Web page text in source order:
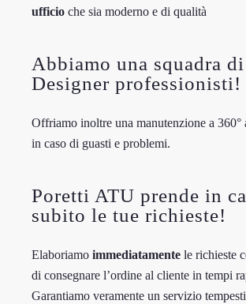
ufficio che sia moderno e di qualità
Abbiamo una squadra di
Designer professionisti!
Offriamo inoltre una manutenzione a 360°
in caso di guasti e problemi.
Poretti ATU prende in
subito le tue richieste!
Elaboriamo immediatamente le richieste
di consegnare l’ordine al cliente in tempi
Garantiamo veramente un servizio